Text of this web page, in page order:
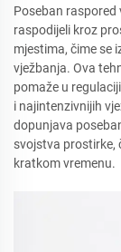
Poseban
raspodijeli kroz
mjestima, čime se
vježbanja. Ova
pomaže u
i najintenzivnijih
dopunjava
svojstva prostirke,
kratkom vremenu.